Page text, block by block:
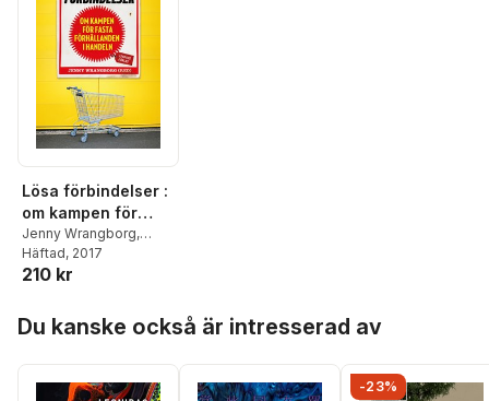
Lösa förbindelser :
om kampen för
fasta förhållanden
i handeln
Jenny Wrangborg,
Cecilia Alstermark
Leonidas Aretakis
Eklind Kloo,Olav
Magnus Färnebo
Susanna Gideonsson,
Häftad, 2017
210 kr
Du kanske också är intresserad av
-23%